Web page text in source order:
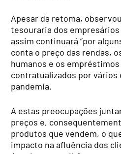
Apesar da retoma,
tesouraria dos empresários
assim continuará “por
conta o preço das rendas,
humanos e os
contratualizados por
pandemia.
A estas preocupações
preços e,
produtos que vendem, o
impacto na afluência dos